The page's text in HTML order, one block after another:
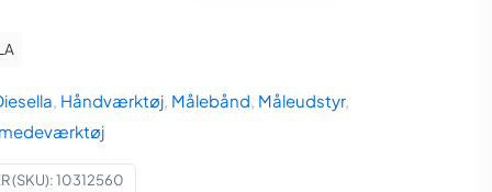
(SKU):10312560
, Håndværktøj, Målebånd, Måleudstyr,